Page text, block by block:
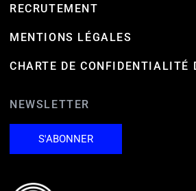
RECRUTEMENT
MENTIONS LÉGALES
CHARTE DE CONFIDENTIALITÉ
NEWSLETTER
S'ABONNER